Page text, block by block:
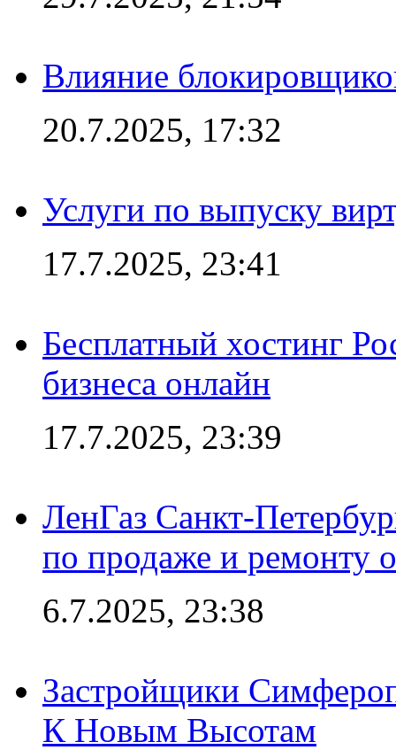
Влияние
20.7.2025, 17:32
Услуги по выпуску
17.7.2025, 23:41
Бесплатный хостинг
бизнеса онлайн
17.7.2025, 23:39
ЛенГаз Санкт-
по продаже и ремонту
6.7.2025, 23:38
Застройщики
К Новым Высотам